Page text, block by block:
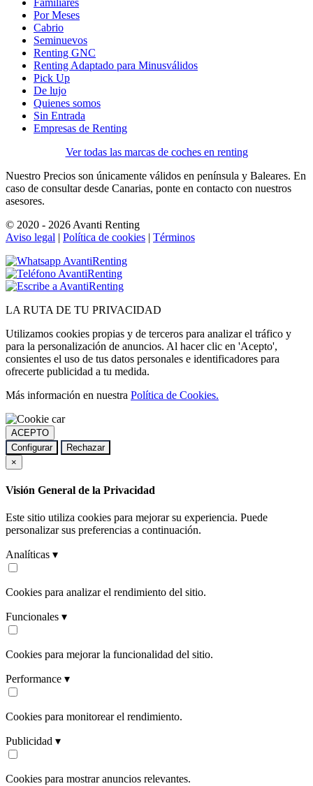
Por Meses
Cabrio
Seminuevos
Renting GNC
Renting Adaptado para Minusválidos
Pick Up
De lujo
Quienes somos
Sin Entrada
Empresas de Renting
Ver todas las marcas de coches en renting
Nuestro Precios son únicamente válidos en península y Baleares. En
caso de consultar desde Canarias, ponte en contacto con nuestros
asesores.
© 2020 - 2026 Avanti Renting
Aviso legal | Política de cookies | Términos
LA RUTA DE TU PRIVACIDAD
Utilizamos cookies propias y de terceros para analizar el tráfico y
para la personalización de anuncios. Al hacer clic en 'Acepto',
consientes el uso de tus datos personales e identificadores para
ofrecerte publicidad a tu medida.
Más información en nuestra Política de Cookies.
ACEPTO
Configurar
Rechazar
×
Visión General de la Privacidad
Este sitio utiliza cookies para mejorar su experiencia. Puede
personalizar sus preferencias a continuación.
Analíticas ▾
Cookies para analizar el rendimiento del sitio.
Funcionales ▾
Cookies para mejorar la funcionalidad del sitio.
Performance ▾
Cookies para monitorear el rendimiento.
Publicidad ▾
Cookies para mostrar anuncios relevantes.